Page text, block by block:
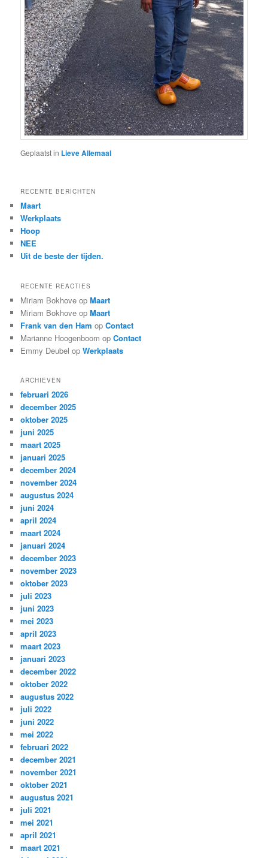
Geplaatst in Lieve Allemaal
RECENTE BERICHTEN
Maart
Werkplaats
Hoop
NEE
Uit de beste der tijden.
RECENTE REACTIES
Miriam Bokhove opMaart
Miriam Bokhove opMaart
Frank van den Ham opContact
Marianne Hoogenboom opContact
Emmy Deubel opWerkplaats
ARCHIEVEN
februari 2026
december 2025
oktober 2025
juni 2025
maart 2025
januari 2025
december 2024
november 2024
augustus 2024
juni 2024
april 2024
maart 2024
januari 2024
december 2023
november 2023
oktober 2023
juli 2023
juni 2023
mei 2023
april 2023
maart 2023
januari 2023
december 2022
oktober 2022
augustus 2022
juli 2022
juni 2022
mei 2022
februari 2022
december 2021
november 2021
oktober 2021
augustus 2021
juli 2021
mei 2021
april 2021
maart 2021